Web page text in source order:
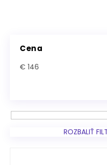
Cena
€ 146
ROZBALIŤ